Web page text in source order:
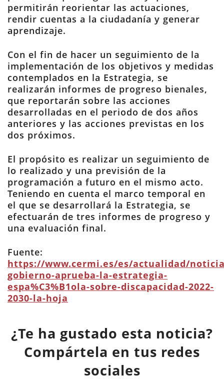
permitirán reorientar las actuaciones,
rendir cuentas a la ciudadanía y generar
aprendizaje.
Con el fin de hacer un seguimiento de la
implementación de los objetivos y medidas
contemplados en la Estrategia, se
realizarán informes de progreso bienales,
que reportarán sobre las acciones
desarrolladas en el periodo de dos años
anteriores y las acciones previstas en los
dos próximos.
El propósito es realizar un seguimiento de
lo realizado y una previsión de la
programación a futuro en el mismo acto.
Teniendo en cuenta el marco temporal en
el que se desarrollará la Estrategia, se
efectuarán de tres informes de progreso y
una evaluación final.
Fuente:
https://www.cermi.es/es/actualidad/
gobierno-aprueba-la-estrategia-
espa%C3%B1ola-sobre-discapacidad-2022-
2030-la-hoja
¿Te ha gustado esta noticia?
Compártela en tus redes
sociales